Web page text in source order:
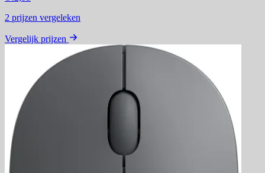
2 prijzen vergeleken
Vergelijk prijzen